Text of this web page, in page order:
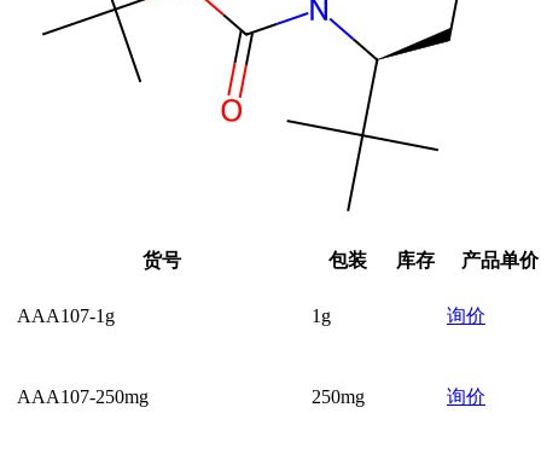
货号 包装 库存 产品单价
AAA107-1g 1g 询价
AAA107-250mg 250mg 询价